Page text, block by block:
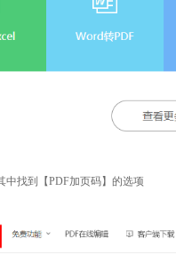
中找到【PDF加页码】的选项